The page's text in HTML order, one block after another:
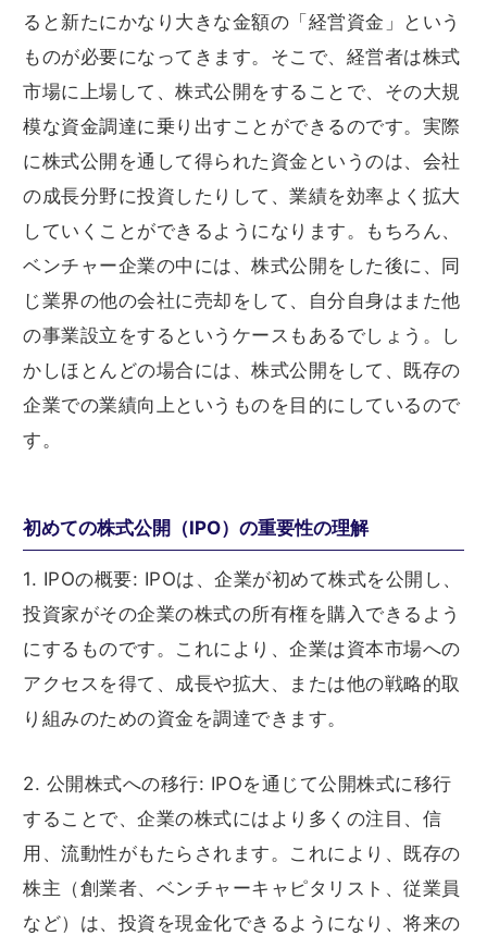
ると新たにかなり大きな金額の「経営資金」という
ものが必要になってきます。そこで、経営者は株式
市場に上場して、株式公開をすることで、その大規
模な資金調達に乗り出すことができるのです。実際
に株式公開を通して得られた資金というのは、会社
の成長分野に投資したりして、業績を効率よく拡大
していくことができるようになります。もちろん、
ベンチャー企業の中には、株式公開をした後に、同
じ業界の他の会社に売却をして、自分自身はまた他
の事業設立をするというケースもあるでしょう。し
かしほとんどの場合には、株式公開をして、既存の
企業での業績向上というものを目的にしているので
す。
初めての株式公開（IPO）の重要性の理解
1. IPOの概要: IPOは、企業が初めて株式を公開し、
投資家がその企業の株式の所有権を購入できるよう
にするものです。これにより、企業は資本市場への
アクセスを得て、成長や拡大、または他の戦略的取
り組みのための資金を調達できます。
2. 公開株式への移行: IPOを通じて公開株式に移行
することで、企業の株式にはより多くの注目、信
用、流動性がもたらされます。これにより、既存の
株主（創業者、ベンチャーキャピタリスト、従業員
など）は、投資を現金化できるようになり、将来の